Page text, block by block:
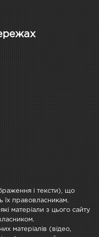
і тексти), що
їх правовласникам.
матеріали з цього сайту
матеріалів (відео,